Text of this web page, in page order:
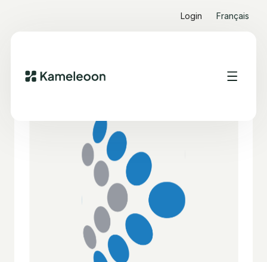
Login Français